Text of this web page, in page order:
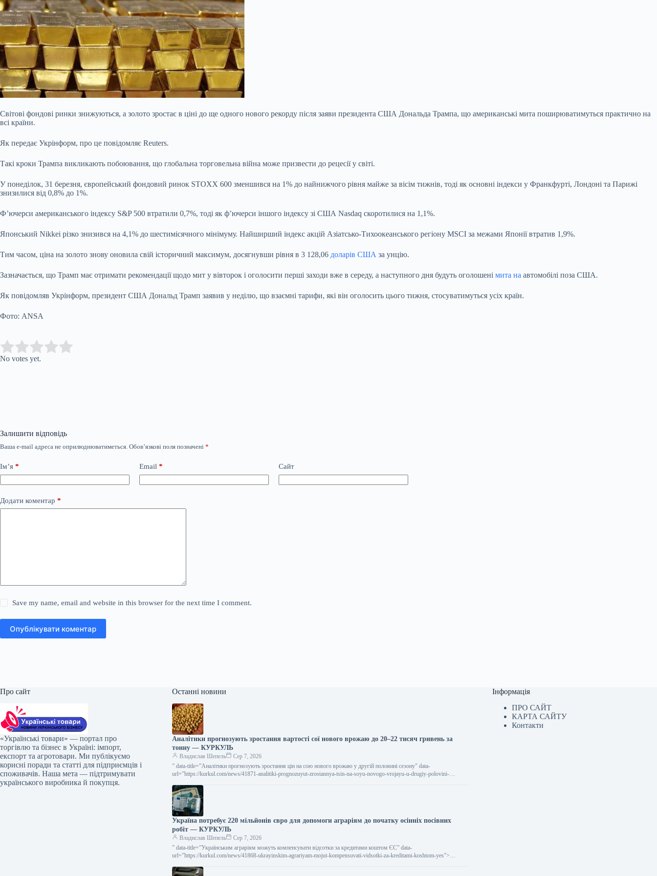
Світові фондові ринки знижуються, а золото зростає в ціні до ще одного нового рекорду після заяви президента США Дональда Трампа, що американські мита поширюватимуться практично на
всі країни.
Як передає Укрінформ, про це повідомляє Reuters.
Такі кроки Трампа викликають побоювання, що глобальна торговельна війна може призвести до рецесії у світі.
У понеділок, 31 березня, європейський фондовий ринок STOXX 600 зменшився на 1% до найнижчого рівня майже за вісім тижнів, тоді як основні індекси у Франкфурті, Лондоні та Парижі
знизилися від 0,8% до 1%.
Ф’ючерси американського індексу S&P 500 втратили 0,7%, тоді як ф’ючерси іншого індексу зі США Nasdaq скоротилися на 1,1%.
Японський Nikkei різко знизився на 4,1% до шестимісячного мінімуму. Найширший індекс акцій Азіатсько-Тихоокеанського регіону MSCI за межами Японії втратив 1,9%.
Тим часом, ціна на золото знову оновила свій історичний максимум, досягнувши рівня в 3 128,06 доларів США за унцію.
Зазначається, що Трамп має отримати рекомендації щодо мит у вівторок і оголосити перші заходи вже в середу, а наступного дня будуть оголошені мита на автомобілі поза США.
Як повідомляв Укрінформ, президент США Дональд Трамп заявив у неділю, що взаємні тарифи, які він оголосить цього тижня, стосуватимуться усіх країн.
Фото: ANSA
Rate this item:
No votes yet.
Залишити відповідь
Ваша e-mail адреса не оприлюднюватиметься. Обов’язкові поля позначені *
Ім’я * Email * Сайт
Додати коментар *
Save my name, email and website in this browser for the next time I comment.
Опублікувати коментар
Про сайт
«Українські товари» — портал про
торгівлю та бізнес в Україні: імпорт,
експорт та агротовари. Ми публікуємо
корисні поради та статті для підприємців і
споживачів. Наша мета — підтримувати
українського виробника й покупця.
Останні новини
Аналітики прогнозують зростання вартості сої нового врожаю до 20–22 тисяч гривень за
тонну — КУРКУЛЬ
Владислав Шепель
Сер 7, 2026
” data-title=”Аналітики прогнозують зростання цін на сою нового врожаю у другій половині сезону” data-
url=”https://kurkul.com/news/41871-analitiki-prognozuyut-zrostannya-tsin-na-soyu-novogo-vrojayu-u-drugiy-polovini-
Україна потребує 220 мільйонів євро для допомоги аграріям до початку осінніх посівних
робіт — КУРКУЛЬ
Владислав Шепель
Сер 7, 2026
” data-title=”Українським аграріям можуть компенсувати відсотки за кредитами коштом ЄС” data-
url=”https://kurkul.com/news/41868-ukrayinskim-agrariyam-mojut-kompensuvati-vidsotki-za-kreditami-koshtom-yes”>
Інформація
ПРО САЙТ
КАРТА САЙТУ
Контакти